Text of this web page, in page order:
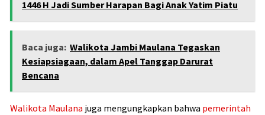
1446 H Jadi Sumber Harapan Bagi Anak Yatim Piatu
Baca juga: Walikota Jambi Maulana Tegaskan
Kesiapsiagaan, dalam Apel Tanggap Darurat
Bencana
Walikota Maulana juga mengungkapkan bahwa pemerintah